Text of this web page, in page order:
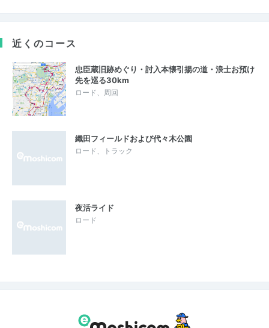
近くのコース
忠臣蔵旧跡めぐり・討入本懐引揚の道・浪士お預け
先を巡る30km
ロード、周回
織田フィールドおよび代々木公園
ロード、トラック
夜活ライド
ロード